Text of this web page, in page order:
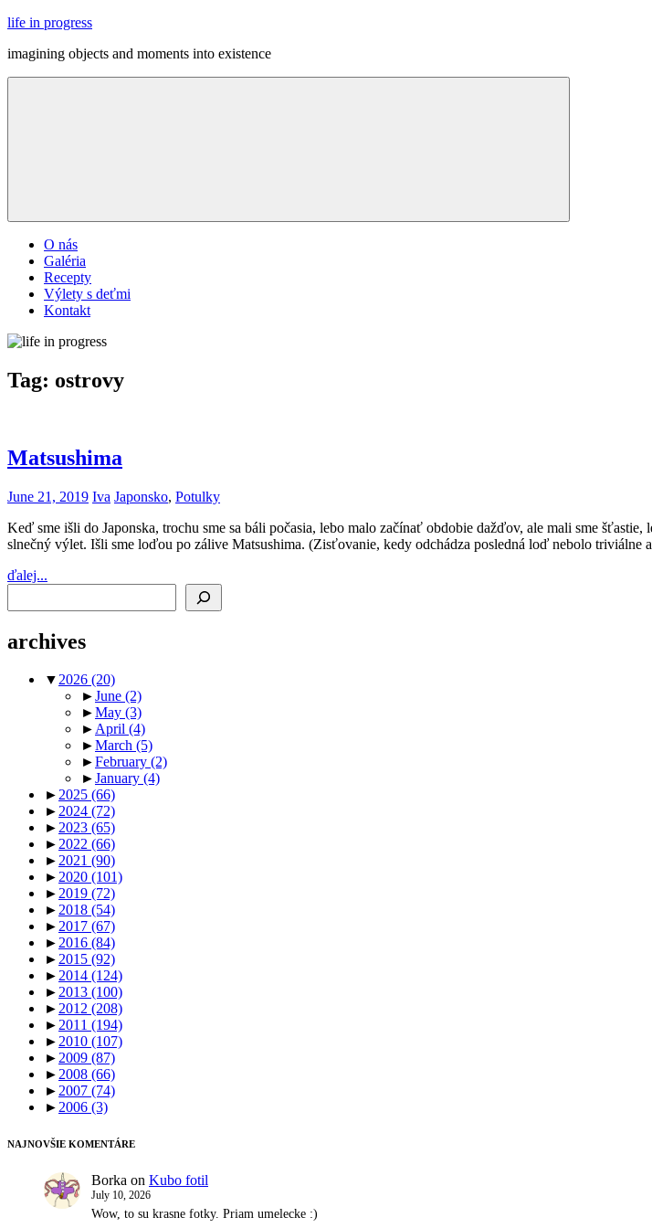
Skip
content
life in progress
imagining objects and moments into existence
Menu
O nás
Galéria
Recepty
Výlety s deťmi
Kontakt
Tag: ostrovy
Matsushima
June 21, 2019 Iva Japonsko, Potulky
Keď sme išli do Japonska, trochu sme sa báli počasia, lebo malo začínať obdobie dažďov, ale mali sme
slnečný výlet. Išli sme loďou po zálive Matsushima. (Zisťovanie, kedy odchádza posledná loď nebolo
ďalej...
archives
▼2026 (20)
►June (2)
►May (3)
►April (4)
►March (5)
►February (2)
►January (4)
►2025 (66)
►2024 (72)
►2023 (65)
►2022 (66)
►2021 (90)
►2020 (101)
►2019 (72)
►2018 (54)
►2017 (67)
►2016 (84)
►2015 (92)
►2014 (124)
►2013 (100)
►2012 (208)
►2011 (194)
►2010 (107)
►2009 (87)
►2008 (66)
►2007 (74)
►2006 (3)
NAJNOVŠIE KOMENTÁRE
Borka on Kubo fotil
July 10, 2026
Wow, to su krasne fotky. Priam umelecke :)